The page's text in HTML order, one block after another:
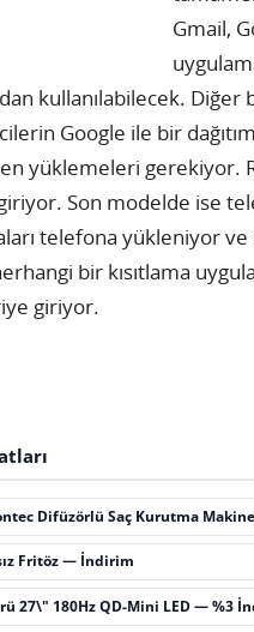
Gmail,
kullanılabilecek.
Google ile bir
yüklemeleri gerekiyor.
Son modelde ise
telefona yükleniyor
bir kısıtlama
giriyor.
Difüzörlü Saç Kurutma
Fritöz — İndirim
27\" 180Hz QD-Mini LED — %3